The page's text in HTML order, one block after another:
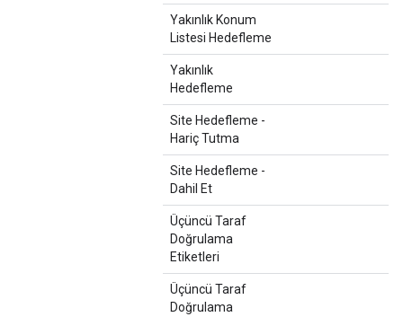
Yakınlık Konum
Listesi Hedefleme
Yakınlık
Hedefleme
Site Hedefleme -
Hariç Tutma
Site Hedefleme -
Dahil Et
Üçüncü Taraf
Doğrulama
Etiketleri
Üçüncü Taraf
Doğrulama